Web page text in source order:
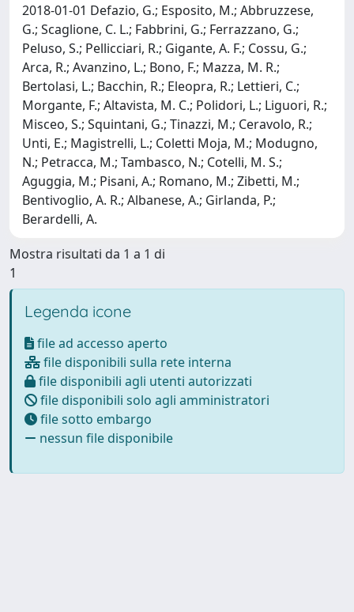
2018-01-01 Defazio, G.; Esposito, M.; Abbruzzese,
G.; Scaglione, C. L.; Fabbrini, G.; Ferrazzano, G.;
Peluso, S.; Pellicciari, R.; Gigante, A. F.; Cossu, G.;
Arca, R.; Avanzino, L.; Bono, F.; Mazza, M. R.;
Bertolasi, L.; Bacchin, R.; Eleopra, R.; Lettieri, C.;
Morgante, F.; Altavista, M. C.; Polidori, L.; Liguori, R.;
Misceo, S.; Squintani, G.; Tinazzi, M.; Ceravolo, R.;
Unti, E.; Magistrelli, L.; Coletti Moja, M.; Modugno,
N.; Petracca, M.; Tambasco, N.; Cotelli, M. S.;
Aguggia, M.; Pisani, A.; Romano, M.; Zibetti, M.;
Bentivoglio, A. R.; Albanese, A.; Girlanda, P.;
Berardelli, A.
Mostra risultati da 1 a 1 di
1
Legenda icone
file ad accesso aperto
file disponibili sulla rete interna
file disponibili agli utenti autorizzati
file disponibili solo agli amministratori
file sotto embargo
nessun file disponibile